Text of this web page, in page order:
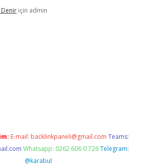
Denir için admin
E-mail: backlinkpaneli@gmail.com Teams:
Whatsapp: 0262 606 0 726 Telegram:
@karabul